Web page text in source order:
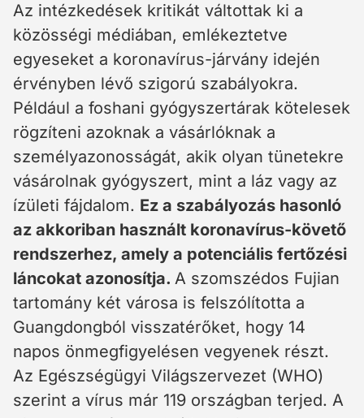
Az intézkedések kritikát váltottak ki a
közösségi médiában, emlékeztetve
egyeseket a koronavírus-járvány idején
érvényben lévő szigorú szabályokra.
Például a foshani gyógyszertárak kötelesek
rögzíteni azoknak a vásárlóknak a
személyazonosságát, akik olyan tünetekre
vásárolnak gyógyszert, mint a láz vagy az
ízületi fájdalom. Ez a szabályozás hasonló
az akkoriban használt koronavírus-követő
rendszerhez, amely a potenciális fertőzési
láncokat azonosítja. A szomszédos Fujian
tartomány két városa is felszólította a
Guangdongból visszatérőket, hogy 14
napos önmegfigyelésen vegyenek részt.
Az Egészségügyi Világszervezet (WHO)
szerint a vírus már 119 országban terjed. A